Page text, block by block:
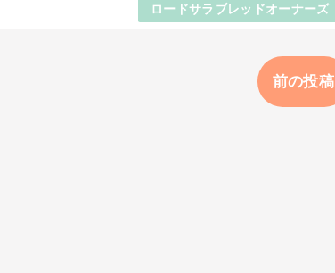
ロードサラブレッドオーナーズ
前の投稿